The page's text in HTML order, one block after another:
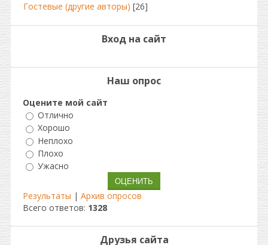
Гостевые (другие авторы) [26]
Вход на сайт
Наш опрос
Оцените мой сайт
Отлично
Хорошо
Неплохо
Плохо
Ужасно
Результаты | Архив опросов
Всего ответов: 1328
Друзья сайта